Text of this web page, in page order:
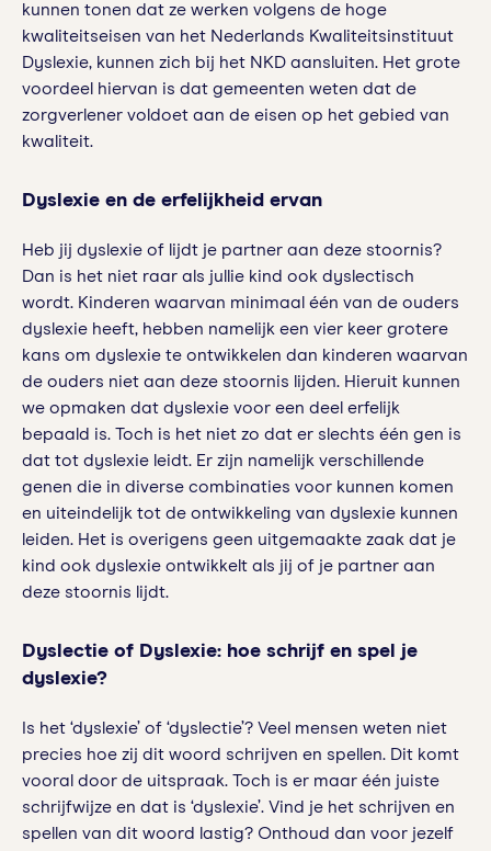
kunnen tonen dat ze werken volgens de hoge
kwaliteitseisen van het Nederlands Kwaliteitsinstituut
Dyslexie, kunnen zich bij het NKD aansluiten. Het grote
voordeel hiervan is dat gemeenten weten dat de
zorgverlener voldoet aan de eisen op het gebied van
kwaliteit.
Dyslexie en de erfelijkheid ervan
Heb jij dyslexie of lijdt je partner aan deze stoornis?
Dan is het niet raar als jullie kind ook dyslectisch
wordt. Kinderen waarvan minimaal één van de ouders
dyslexie heeft, hebben namelijk een vier keer grotere
kans om dyslexie te ontwikkelen dan kinderen waarvan
de ouders niet aan deze stoornis lijden. Hieruit kunnen
we opmaken dat dyslexie voor een deel erfelijk
bepaald is. Toch is het niet zo dat er slechts één gen is
dat tot dyslexie leidt. Er zijn namelijk verschillende
genen die in diverse combinaties voor kunnen komen
en uiteindelijk tot de ontwikkeling van dyslexie kunnen
leiden. Het is overigens geen uitgemaakte zaak dat je
kind ook dyslexie ontwikkelt als jij of je partner aan
deze stoornis lijdt.
Dyslectie of Dyslexie: hoe schrijf en spel je
dyslexie?
Is het ‘dyslexie’ of ‘dyslectie’? Veel mensen weten niet
precies hoe zij dit woord schrijven en spellen. Dit komt
vooral door de uitspraak. Toch is er maar één juiste
schrijfwijze en dat is ‘dyslexie’. Vind je het schrijven en
spellen van dit woord lastig? Onthoud dan voor jezelf